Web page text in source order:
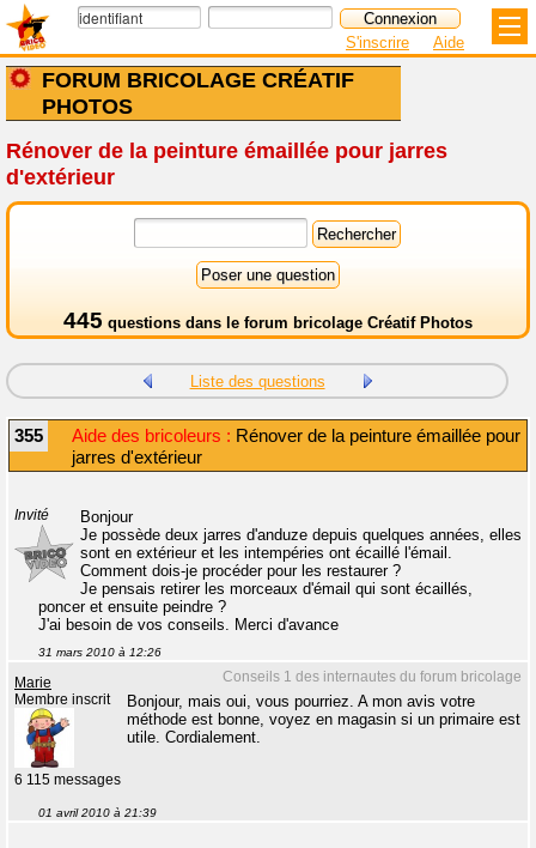
FORUM BRICOLAGE CRÉATIF
PHOTOS
S'inscrire Aide
Rénover de la peinture émaillée pour jarres
d'extérieur
445 questions dans le forum bricolage Créatif Photos
Liste des questions
355 Aide des bricoleurs : Rénover de la peinture émaillée pour
jarres d'extérieur
Invité
Bonjour
Je possède deux jarres d'anduze depuis quelques années, elles
sont en extérieur et les intempéries ont écaillé l'émail.
Comment dois-je procéder pour les restaurer ?
Je pensais retirer les morceaux d'émail qui sont écaillés,
poncer et ensuite peindre ?
J'ai besoin de vos conseils. Merci d'avance
31 mars 2010 à 12:26
Conseils 1 des internautes du forum bricolage
Marie
Membre inscrit
6 115 messages
Bonjour, mais oui, vous pourriez. A mon avis votre
méthode est bonne, voyez en magasin si un primaire est
utile. Cordialement.
01 avril 2010 à 21:39